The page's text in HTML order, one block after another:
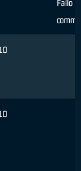
Fallo